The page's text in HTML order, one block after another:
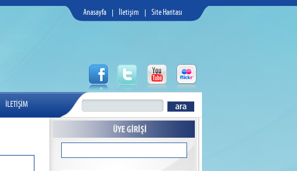
Anasayfa İletişim Site Haritası
İLETİŞİM